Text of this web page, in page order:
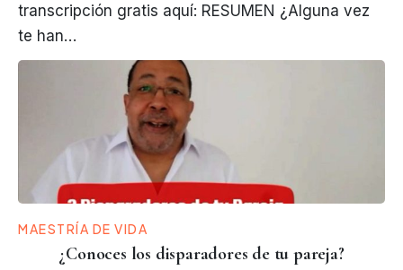
transcripción gratis aquí: RESUMEN ¿Alguna vez
te han…
MAESTRÍA DE VIDA
¿Conoces los disparadores de tu pareja?